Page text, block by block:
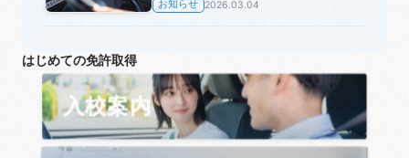
お知らせ 2026.03.04
はじめての免許取得
入校案内